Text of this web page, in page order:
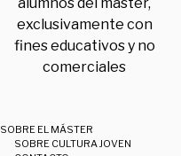
exclusivamente con
fines educativos y no
comerciales
SOBRE EL MÁSTER
SOBRE CULTURA JOVEN